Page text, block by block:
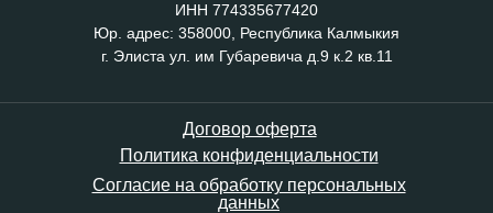
Политика конфиденциальности
Согласие на обработку персональных
данных
ИНН 774335677420
Юр. адрес: 358000, Республика Калмыкия
г. Элиста ул. им Губаревича д.9 к.2 кв.11
Договор оферта